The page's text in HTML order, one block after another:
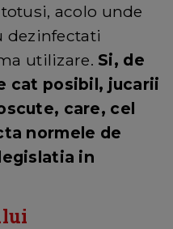
totusi, acolo unde
dezinfectati
utilizare. Si, de
cat posibil, jucarii
care, cel
normele de
in